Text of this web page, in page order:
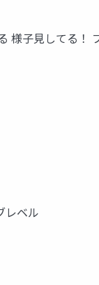
様子見してる！
レベル